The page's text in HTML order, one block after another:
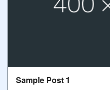
Sample Post 1